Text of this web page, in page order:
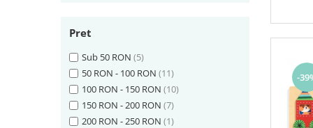
Pret
Sub 50 RON (5)
50 RON - 100 RON (11)
100 RON - 150 RON (10)
150 RON - 200 RON (7)
200 RON - 250 RON (1)
-